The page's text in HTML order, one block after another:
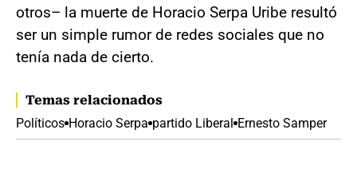
otros– la muerte de Horacio Serpa Uribe resultó
ser un simple rumor de redes sociales que no
tenía nada de cierto.
Temas relacionados
Políticos Horacio Serpa partido Liberal Ernesto Samper